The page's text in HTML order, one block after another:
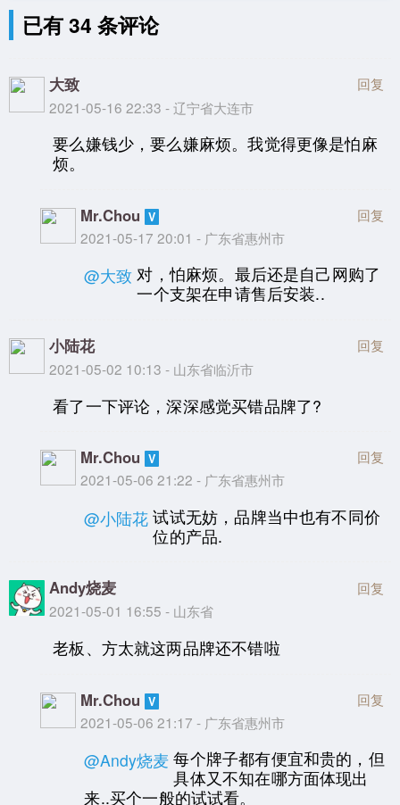
已有 34 条评论
大致
2021-05-16 22:33 - 辽宁省大连市
回复
要么嫌钱少，要么嫌麻烦。我觉得更像是怕麻
烦。
Mr.Chou
2021-05-17 20:01 - 广东省惠州市
回复
@大致 对，怕麻烦。最后还是自己网购了
一个支架在申请售后安装..
小陆花
2021-05-02 10:13 - 山东省临沂市
回复
看了一下评论，深深感觉买错品牌了?
Mr.Chou
2021-05-06 21:22 - 广东省惠州市
回复
@小陆花 试试无妨，品牌当中也有不同价
位的产品.
Andy烧麦
2021-05-01 16:55 - 山东省
回复
老板、方太就这两品牌还不错啦
Mr.Chou
2021-05-06 21:17 - 广东省惠州市
回复
@Andy烧麦 每个牌子都有便宜和贵的，但
具体又不知在哪方面体现出
来..买个一般的试试看。